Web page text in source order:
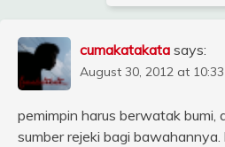
cumakatakata says:
August 30, 2012 at
pemimpin harus berwatak bumi,
sumber rejeki bagi